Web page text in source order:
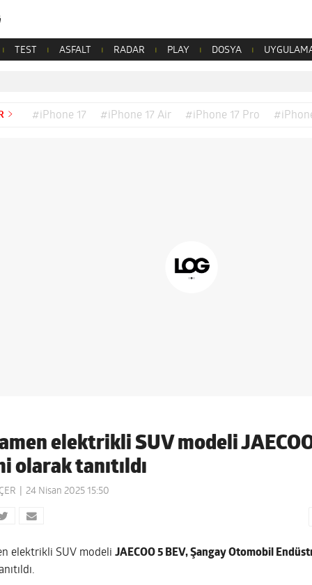
TEST ASFALT RADAR PLAY DOSYA
#iPhone 17 #iPhone 17 Air #iPhone 17 Pro
elektrikli SUV modeli
olarak tanıtıldı
24 Nisan 2025 15:50
elektrikli SUV modeli JAECOO 5 BEV, Şangay Otomobil